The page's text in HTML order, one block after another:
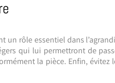
un rôle essentiel dans
qui lui permettront de
la pièce. Enfin,